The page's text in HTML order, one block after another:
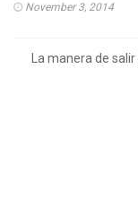
November 3, 2014
La manera de